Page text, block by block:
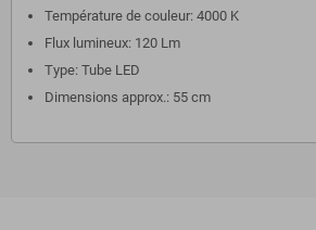
Température de couleur: 4000 K
Flux lumineux: 120 Lm
Type: Tube LED
Dimensions approx.: 55 cm